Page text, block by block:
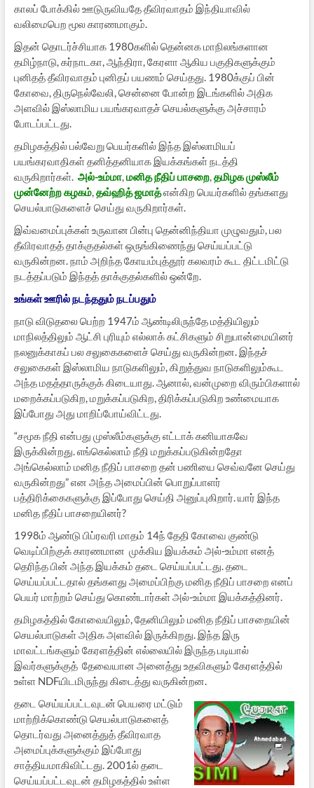
காலப் போக்கில் ஊடுருவியதே தீவிரவாதம் இந்தியாவில்
வலிமைபெற மூல காரணமாகும்.
இதன் தொடர்ச்சியாக 1980களில் தென்னக மாநிலங்களான
தமிழ்நாடு, கர்நாடகா, ஆந்திரா, கேரளா ஆகிய பகுதிகளுக்கும்
புனிதத் தீவிரவாதம் புனிதப் பயணம் செய்தது. 1980க்குப் பின்
கோவை, திருநெல்வேலி, சென்னை போன்ற இடங்களில் அதிக
அளவில் இஸ்லாமிய பயங்கரவாதச் செயல்களுக்கு அச்சாரம்
போடப்பட்டது.
தமிழகத்தில் பல்வேறு பெயர்களில் இந்த இஸ்லாமியப்
பயங்கரவாதிகள் தனித்தனியாக இயக்கங்கள் நடத்தி
வருகிறார்கள். அல்-உம்மா,மனித நீதிப் பாசறை,தமிழக முஸ்லீம்
முன்னேற்ற கழகம்,தவ்ஹித் ஜமாத்என்கிற பெயர்களில் தங்களது
செயல்பாடுகளைச் செய்து வருகிறார்கள்.
இவ்வமைப்புக்கள் உருவான பின்பு தென்னிந்தியா முழுவதும், பல
தீவிரவாதத் தாக்குதல்கள் ஒருங்கிணைந்து செய்யப்பட்டு
வருகின்றன. நாம் அறிந்த கோயம்புத்தூர் கலவரம் கூட திட்டமிட்டு
நடத்தப்படும் இந்தத் தாக்குதல்களில் ஒன்றே.
உங்கள் ஊரில் நடந்ததும் நடப்பதும்
நாடு விடுதலை பெற்ற 1947ம் ஆண்டிலிருந்தே மத்தியிலும்
மாநிலத்திலும் ஆட்சி புரியும் எல்லாக் கட்சிகளும் சிறுபான்மையினர்
நலனுக்காகப் பல சலுகைகளைச் செய்து வருகின்றன. இந்தச்
சலுகைகள் இஸ்லாமிய நாடுகளிலும், கிறுத்துவ நாடுகளிலும்கூட
அந்த மதத்தாருக்குக் கிடையாது. ஆனால், வன்முறை விரும்பிகளால்
மறைக்கப்படுகிற, மறுக்கப்படுகிற, திரிக்கப்படுகிற உண்மையாக
இப்போது அது மாறிப்போய்விட்டது.
“சமூக நீதி என்பது முஸ்லீம்களுக்கு எட்டாக் கனியாகவே
இருக்கின்றது. எங்கெல்லாம் நீதி மறுக்கப்படுகின்றதோ
அங்கெல்லாம் மனித நீதிப் பாசறை தன் பணியை செவ்வனே செய்து
வருகின்றது” என அந்த அமைப்பின் பொறுப்பாளர்
பத்திரிக்கைகளுக்கு இப்போது செய்தி அனுப்புகிறார். யார் இந்த
மனித நீதிப் பாசறையினர்?
1998ம் ஆண்டு பிப்ரவரி மாதம் 14ந் தேதி கோவை குண்டு
வெடிப்பிற்குக் காரணமான முக்கிய இயக்கம் அல்-உம்மா எனத்
தெரிந்த பின் அந்த இயக்கம் தடை செய்யப்பட்டது. தடை
செய்யப்பட்டதால் தங்களது அமைப்பிற்கு மனித நீதிப் பாசறை எனப்
பெயர் மாற்றம் செய்து கொண்டார்கள் அல்-உம்மா இயக்கத்தினர்.
தமிழகத்தில் கோவையிலும், தேனியிலும் மனித நீதிப் பாசறையின்
செயல்பாடுகள் அதிக அளவில் இருக்கிறது. இந்த இரு
மாவட்டங்களும் கேரளத்தின் எல்லையில் இருந்த படியால்
இவர்களுக்குத் தேவையான அனைத்து உதவிகளும் கேரளத்தில்
உள்ள NDFயிடமிருந்து கிடைத்து வருகின்றன.
தடை செய்யப்பட்டவுடன் பெயரை மட்டும்
மாற்றிக்கொண்டு செயல்பாடுகளைத்
தொடர்வது அனைத்துத் தீவிரவாத
அமைப்புக்களுக்கும் இப்போது
சாத்தியமாகிவிட்டது. 2001ல் தடை
செய்யப்பட்டவுடன் தமிழகத்தில் உள்ள